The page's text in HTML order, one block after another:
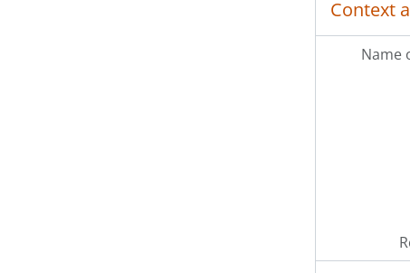
Context
Name